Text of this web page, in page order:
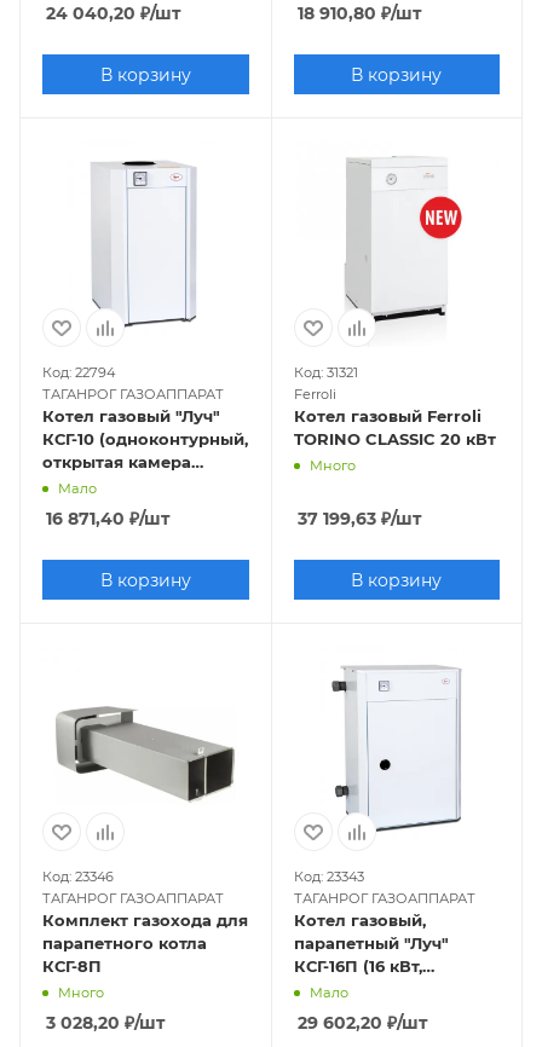
труба отдельно
24 040,20 ₽/шт
В корзину
18 910,80 ₽/шт
В корзину
Код: 22794
ТАГАНРОГ ГАЗОАППАРАТ
Котел газовый "Луч"
КСГ-10 (одноконтурный,
открытая камера
сгорания)
Мало
16 871,40 ₽/шт
В корзину
Код: 31321
Ferroli
Котел газовый Ferroli
TORINO CLASSIC 20 кВт
Много
37 199,63₽/шт
В корзину
Код: 23346
ТАГАНРОГ ГАЗОАППАРАТ
Комплект газохода для
парапетного котла
КСГ-8П
Много
3 028,20 ₽/шт
Код: 23343
ТАГАНРОГ ГАЗОАППАРАТ
Котел газовый,
парапетный "Луч"
КСГ-16П (16 кВт,
одноконтурный,
закрытая камера),
труба отдельно
Мало
29 602,20 ₽/шт